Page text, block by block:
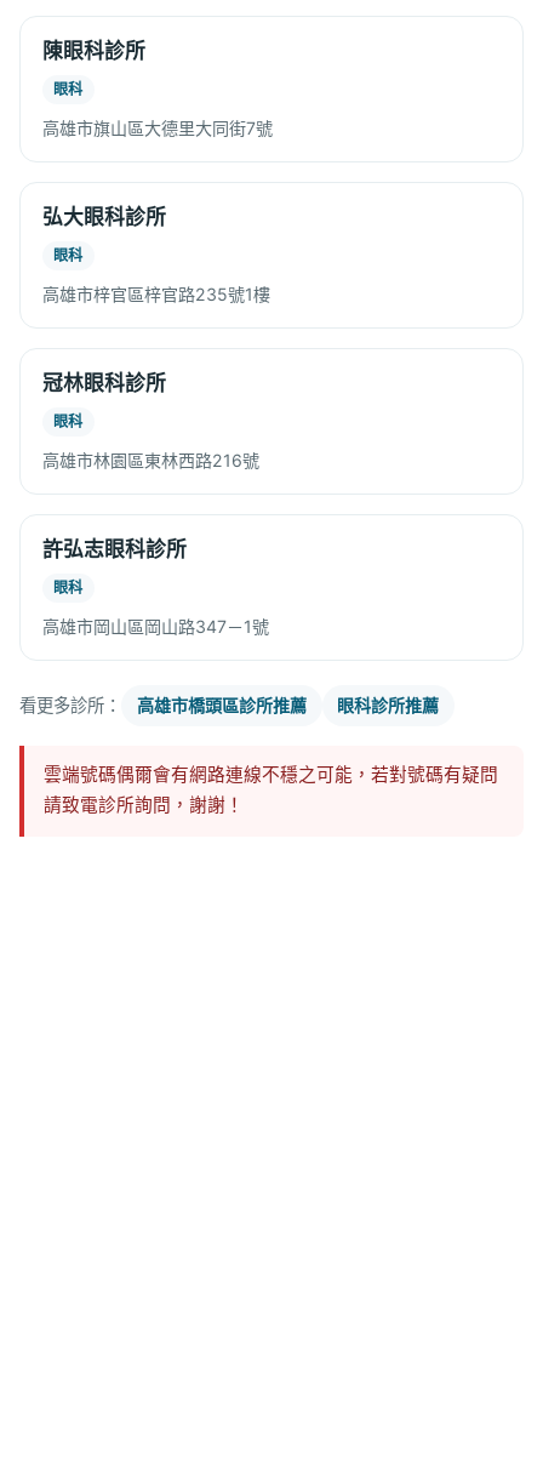
陳眼科診所
眼科
高雄市旗山區大德里大同街7號
弘大眼科診所
眼科
高雄市梓官區梓官路235號1樓
冠林眼科診所
眼科
高雄市林園區東林西路216號
許弘志眼科診所
眼科
高雄市岡山區岡山路347－1號
看更多診所： 高雄市橋頭區診所推薦 眼科診所推薦
雲端號碼偶爾會有網路連線不穩之可能，若對號碼有疑問
請致電診所詢問，謝謝！